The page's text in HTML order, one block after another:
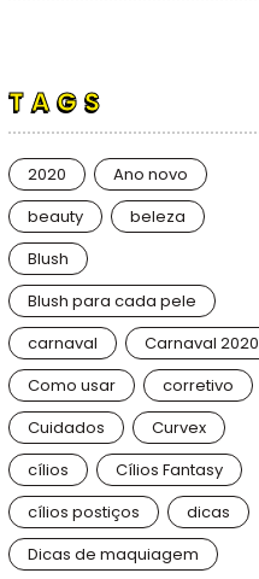
TAGS
2020
Ano novo
beauty
beleza
Blush
Blush para cada pele
carnaval
Carnaval 2020
Como usar
corretivo
Cuidados
Curvex
cílios
Cílios Fantasy
cílios postiços
dicas
Dicas de maquiagem